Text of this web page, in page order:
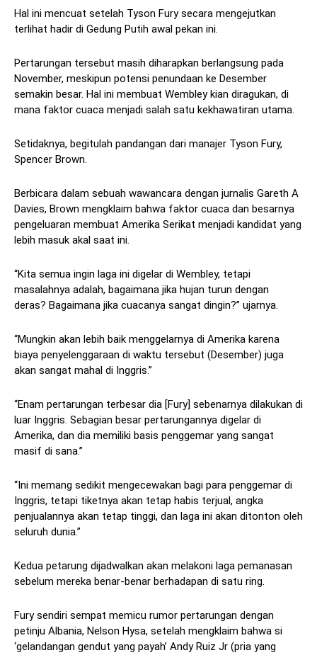
Hal ini mencuat setelah Tyson Fury secara mengejutkan
terlihat hadir di Gedung Putih awal pekan ini.
Pertarungan tersebut masih diharapkan berlangsung pada
November, meskipun potensi penundaan ke Desember
semakin besar. Hal ini membuat Wembley kian diragukan, di
mana faktor cuaca menjadi salah satu kekhawatiran utama.
Setidaknya, begitulah pandangan dari manajer Tyson Fury,
Spencer Brown.
Berbicara dalam sebuah wawancara dengan jurnalis Gareth A
Davies, Brown mengklaim bahwa faktor cuaca dan besarnya
pengeluaran membuat Amerika Serikat menjadi kandidat yang
lebih masuk akal saat ini.
“Kita semua ingin laga ini digelar di Wembley, tetapi
masalahnya adalah, bagaimana jika hujan turun dengan
deras? Bagaimana jika cuacanya sangat dingin?” ujarnya.
“Mungkin akan lebih baik menggelarnya di Amerika karena
biaya penyelenggaraan di waktu tersebut (Desember) juga
akan sangat mahal di Inggris.”
“Enam pertarungan terbesar dia [Fury] sebenarnya dilakukan di
luar Inggris. Sebagian besar pertarungannya digelar di
Amerika, dan dia memiliki basis penggemar yang sangat
masif di sana.”
“Ini memang sedikit mengecewakan bagi para penggemar di
Inggris, tetapi tiketnya akan tetap habis terjual, angka
penjualannya akan tetap tinggi, dan laga ini akan ditonton oleh
seluruh dunia.”
Kedua petarung dijadwalkan akan melakoni laga pemanasan
sebelum mereka benar-benar berhadapan di satu ring.
Fury sendiri sempat memicu rumor pertarungan dengan
petinju Albania, Nelson Hysa, setelah mengklaim bahwa si
‘gelandangan gendut yang payah’ Andy Ruiz Jr (pria yang